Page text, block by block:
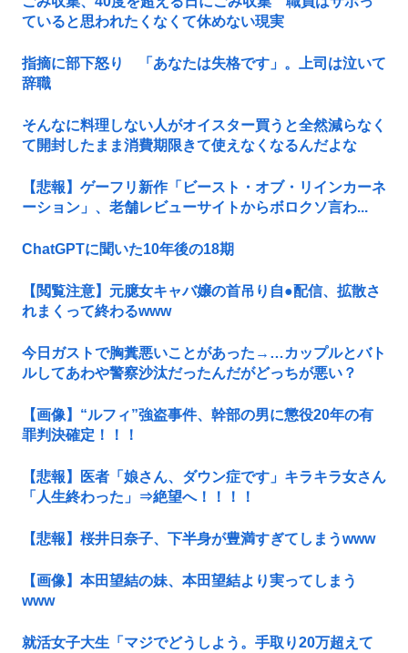
ていると思われたくなくて休めない現実
指摘に部下怒り 「あなたは失格です」。上司は泣いて
辞職
そんなに料理しない人がオイスター買うと全然減らなく
て開封したまま消費期限きて使えなくなるんだよな
【悲報】ゲーフリ新作「ビースト・オブ・リインカーネ
ーション」、老舗レビューサイトからボロクソ言わ...
ChatGPTに聞いた10年後の18期
【閲覧注意】元臆女キャバ嬢の首吊り自●配信、拡散さ
れまくって終わるwww
今日ガストで胸糞悪いことがあった→…カップルとバト
ルしてあわや警察沙汰だったんだがどっちが悪い？
【画像】“ルフィ”強盗事件、幹部の男に懲役20年の有
罪判決確定！！！
【悲報】医者「娘さん、ダウン症です」キラキラ女さん
「人生終わった」⇒絶望へ！！！！
【悲報】桜井日奈子、下半身が豊満すぎてしまうwww
【画像】本田望結の妹、本田望結より実ってしまう
www
就活女子大生「マジでどうしよう。手取り20万超えて